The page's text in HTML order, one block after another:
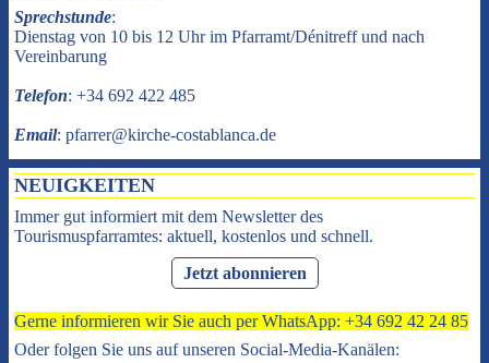
Sprechstunde:
Dienstag von 10 bis 12 Uhr im Pfarramt/Dénitreff und nach
Vereinbarung
Telefon: +34 692 422 485
Email: pfarrer@kirche-costablanca.de
NEUIGKEITEN
Immer gut informiert mit dem Newsletter des
Tourismuspfarramtes: aktuell, kostenlos und schnell.
Jetzt abonnieren
Gerne informieren wir Sie auch per WhatsApp: +34 692 42 24 85
Oder folgen Sie uns auf unseren Social-Media-Kanälen: